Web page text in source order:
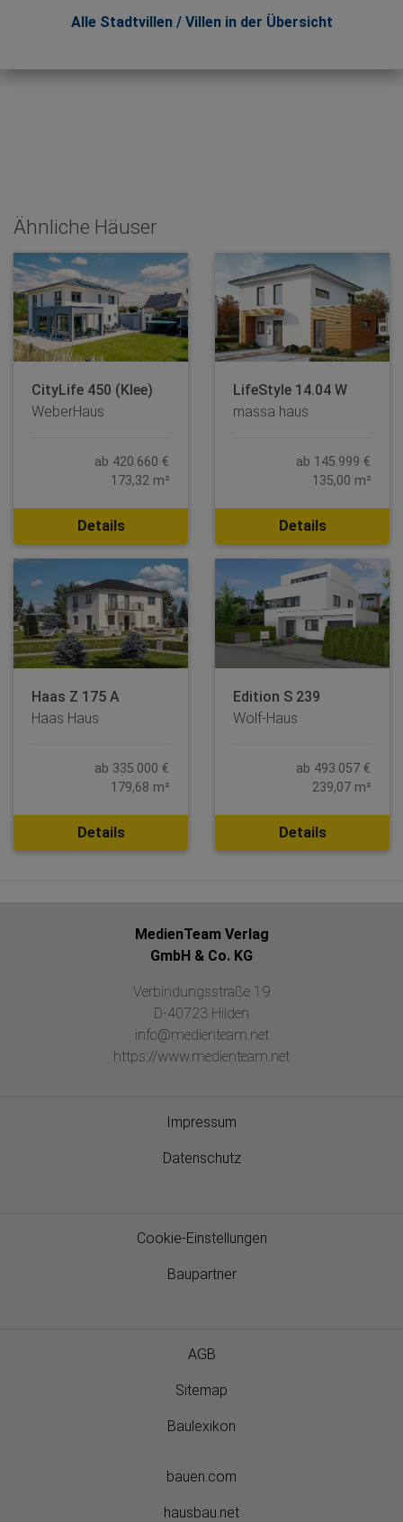
Alle Stadtvillen / Villen in der Übersicht
Ähnliche Häuser
CityLife 450 (Klee)
WeberHaus
ab 420.660 €
173,32 m²
Details
LifeStyle 14.04 W
massa haus
ab 145.999 €
135,00 m²
Details
Haas Z 175 A
Haas Haus
ab 335.000 €
179,68 m²
Details
Edition S 239
Wolf-Haus
ab 493.057 €
239,07 m²
Details
MedienTeam Verlag
GmbH & Co. KG
Verbindungsstraße 19
D-40723 Hilden
info@medienteam.net
https://www.medienteam.net
Impressum
Datenschutz
Cookie-Einstellungen
Baupartner
AGB
Sitemap
Baulexikon
bauen.com
hausbau.net